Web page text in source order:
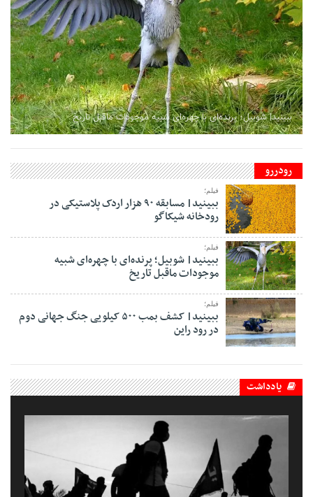
ببینید| شوبیل؛ پرنده‌ای با چهره‌ای شبیه موجودات ماقبل تاریخ
رودررو
فیلم؛
ببینید| مسابقه ۹۰ هزار اردک پلاستیکی در
رودخانه شیکاگو
فیلم؛
ببینید| شوبیل؛ پرنده‌ای با چهره‌ای شبیه
موجودات ماقبل تاریخ
فیلم؛
ببینید| کشف بمب ۵۰۰ کیلویی جنگ جهانی دوم
در رود راین
یادداشت